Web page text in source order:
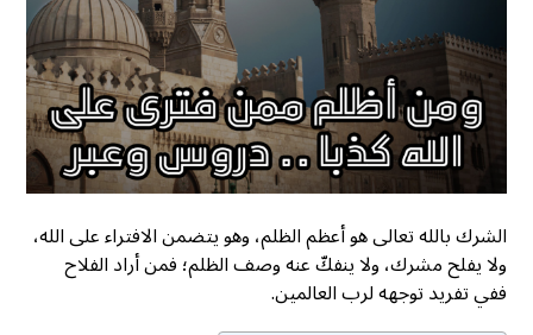
الشرك بالله تعالى هو أعظم الظلم، وهو يتضمن الافتراء على الله،
ولا يفلح مشرك، ولا ينفكّ عنه وصف الظلم؛ فمن أراد الفلاح
ففي تفريد توجهه لرب العالمين.